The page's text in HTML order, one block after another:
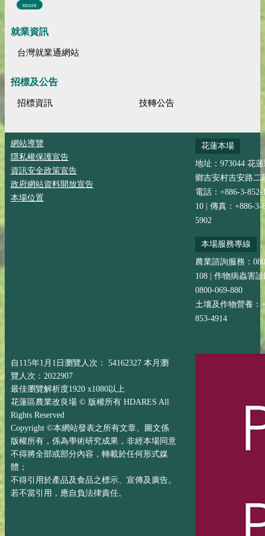
more
就業資訊
台灣就業通網站
招標及公告
招標資訊 技轉公告
網站導覽
隱私權保護宣告
資訊安全政策宣告
政府網站資料開放宣告
本場位置
花蓮本場
地址：973044 花
鄉吉安村吉安路二
電話：+886-3-852-
10 | 傳真：+886-3-
5902
本場服務專線
農業諮詢服務：
108 | 作物病蟲害
0800-069-880
土壤及作物營養：
853-4914
自115年1月1日瀏覽人次： 54162327 本月瀏
覽人次：2022907
最佳瀏覽解析度1920 x1080以上
花蓮區農業改良場 © 版權所有 HDARES All
Rights Reserved
Copyright ©本網站發表之所有文章、圖文係
版權所有，係為學術研究成果，非經本場同意
不得將全部或部分內容，轉載於任何形式媒
體；
不得引用於產品及食品之標示、宣傳及廣告。
若不當引用，應自負法律責任。